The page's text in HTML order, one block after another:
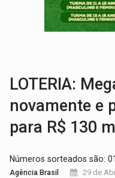
ESQUEMA
LOTERIA:
novamente e
para R$ 130
Números sorteados são:
Agência Brasil
29 de